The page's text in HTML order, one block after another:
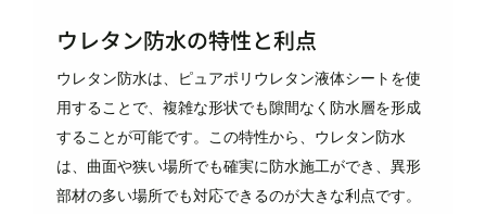
ウレタン防水の特性と利点
ウレタン防水は、ピュアポリウレタン液体シートを使
用することで、複雑な形状でも隙間なく防水層を形成
することが可能です。この特性から、ウレタン防水
は、曲面や狭い場所でも確実に防水施工ができ、異形
部材の多い場所でも対応できるのが大きな利点です。